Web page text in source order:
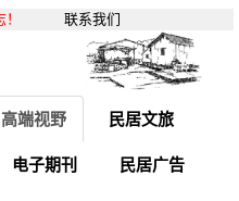
！ 联系我们
高端视野
民居文旅
电子期刊
民居广告